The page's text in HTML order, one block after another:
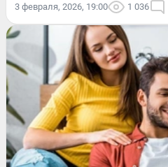
3 февраля, 2026, 19:00 1 036